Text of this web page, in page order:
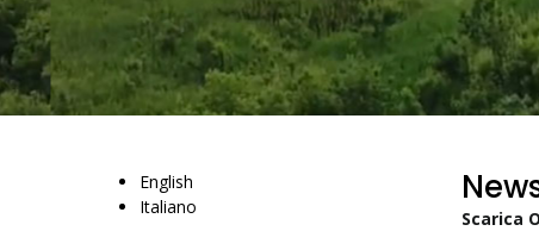
Scarica
English
Italiano